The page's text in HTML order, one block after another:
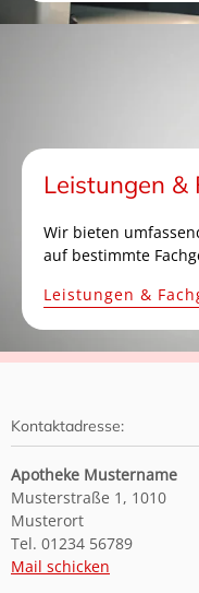
Leistungen &
Wir bieten
auf bestimmte
Leistungen &
Kontaktadresse:
Apotheke Mustername
Musterstraße 1, 1010
Musterort
Tel. 01234 56789
Mail schicken